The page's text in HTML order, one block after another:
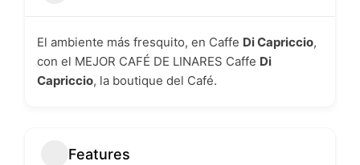
El ambiente más fresquito, en Caffe Di Capriccio,
con el MEJOR CAFÉ DE LINARES Caffe Di
Capriccio, la boutique del Café.
Features